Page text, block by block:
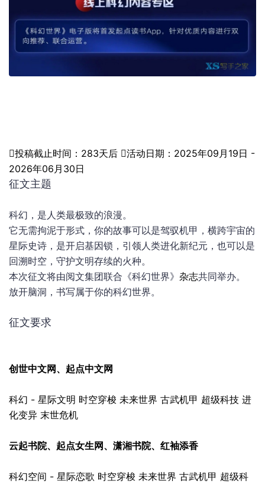
投稿截止时间：283天后 活动日期：2025年09月19日 -
2026年06月30日
征文主题
科幻，是人类最极致的浪漫。
它无需拘泥于形式，你的故事可以是驾驭机甲，横跨宇宙的
星际史诗，是开启基因锁，引领人类进化新纪元，也可以是
回溯时空，守护文明存续的火种。
本次征文将由阅文集团联合《科幻世界》 杂志共同举办。
放开脑洞，书写属于你的科幻世界。
征文要求
创世中文网、起点中文网
科幻 - 星际文明 时空穿梭 未来世界 古武机甲 超级科技 进
化变异 末世危机
云起书院、起点女生网、潇湘书院、红袖添香
科幻空间 - 星际恋歌 时空穿梭 未来世界 古武机甲 超级科